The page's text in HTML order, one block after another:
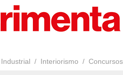
Industrial Interiorismo Concursos